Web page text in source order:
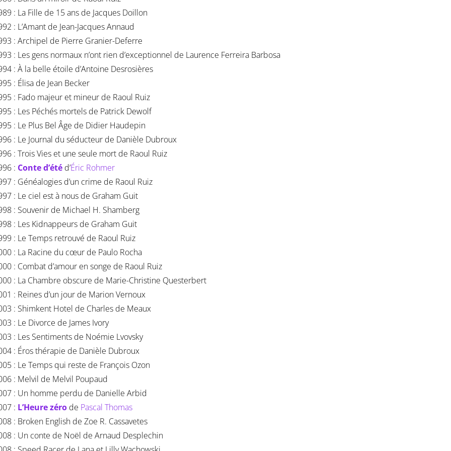
: La Fille de 15 ans de Jacques Doillon
: L’Amant de Jean-Jacques Annaud
: Archipel de Pierre Granier-Deferre
: Les gens normaux n’ont rien d’exceptionnel de Laurence Ferreira Barbosa
: À la belle étoile d’Antoine Desrosières
: Élisa de Jean Becker
: Fado majeur et mineur de Raoul Ruiz
: Les Péchés mortels de Patrick Dewolf
: Le Plus Bel Âge de Didier Haudepin
: Le Journal du séducteur de Danièle Dubroux
: Trois Vies et une seule mort de Raoul Ruiz
: Conte d’été d’Éric Rohmer
: Généalogies d’un crime de Raoul Ruiz
: Le ciel est à nous de Graham Guit
: Souvenir de Michael H. Shamberg
: Les Kidnappeurs de Graham Guit
: Le Temps retrouvé de Raoul Ruiz
: La Racine du cœur de Paulo Rocha
: Combat d’amour en songe de Raoul Ruiz
: La Chambre obscure de Marie-Christine Questerbert
: Reines d’un jour de Marion Vernoux
: Shimkent Hotel de Charles de Meaux
: Le Divorce de James Ivory
: Les Sentiments de Noémie Lvovsky
: Éros thérapie de Danièle Dubroux
: Le Temps qui reste de François Ozon
: Melvil de Melvil Poupaud
: Un homme perdu de Danielle Arbid
: L’Heure zéro de Pascal Thomas
: Broken English de Zoe R. Cassavetes
: Un conte de Noël de Arnaud Desplechin